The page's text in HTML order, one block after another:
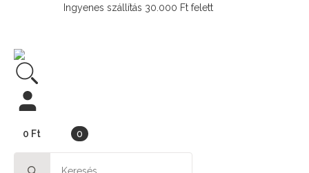
Ingyenes szállítás 30.000 Ft felett
0 Ft 0